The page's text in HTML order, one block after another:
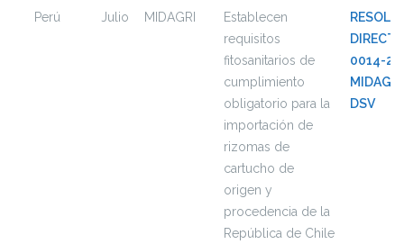
Perú Julio MIDAGRI
Establecen
requisitos
fitosanitarios de
cumplimiento
obligatorio para la
importación de
rizomas de
cartucho de
origen y
procedencia de la
República de Chile
0014-
DSV